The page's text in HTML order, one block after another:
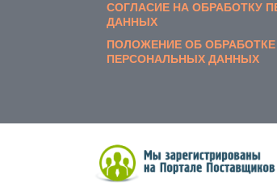
СОГЛАСИЕ НА ОБРАБОТКУ
ДАННЫХ
ПОЛОЖЕНИЕ ОБ ОБРАБОТКЕ
ПЕРСОНАЛЬНЫХ ДАННЫХ